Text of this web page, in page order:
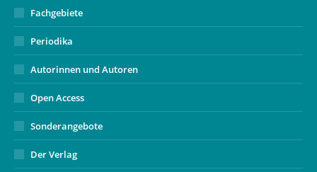
Fachgebiete
Periodika
Autorinnen und Autoren
Open Access
Sonderangebote
Der Verlag